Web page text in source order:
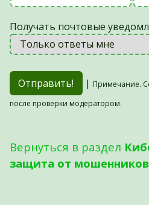
Получать почтовые
| Примечание.
после проверки модератором.
Вернуться в раздел
защита от мошенников